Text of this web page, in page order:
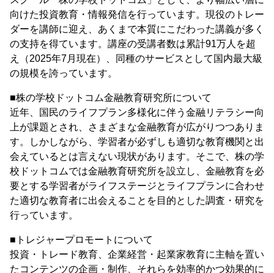
向けた投資教育・情報発信を行っています。現役のトレー
ダーを講師に迎え、あくまで本質にこだわった講義が多く
の支持を得ています。講座の受講者数は累計91万人を超
え（2025年7月現在）、同種のサービスとして国内最大級
の規模を誇っています。
■株の学校ドットコム金融教育研究所について
近年、国民のライフプラン多様化に伴う金融リテラシー向
上が課題とされ、さまざまな金融教育が広がりつつありま
す。しかしながら、学習者が必ずしも適切な教育機関と出
会えているとは言えない現状があります。そこで、株の学
校ドットコムでは金融教育研究所を設立し、金融教育を必
要とする学習者がライフステージとライフプランに合わせ
た適切な教育者に出会えることを目的とした調査・研究を
行っています。
■トレジャープロモートについて
投資・トレード教育、企業経営・起業家教育に主軸を置い
たコンテンツの企画・制作、それらを効率的かつ効果的に